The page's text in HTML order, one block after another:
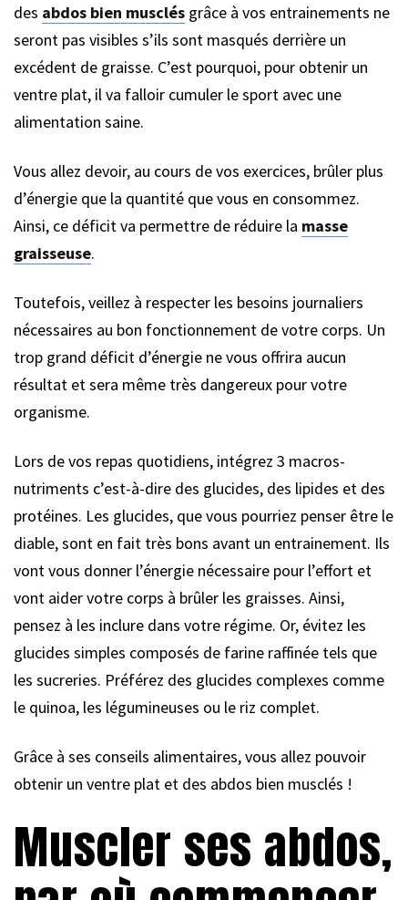
des abdos bien musclés grâce à vos entrainements ne
seront pas visibles s’ils sont masqués derrière un
excédent de graisse. C’est pourquoi, pour obtenir un
ventre plat, il va falloir cumuler le sport avec une
alimentation saine.
Vous allez devoir, au cours de vos exercices, brûler plus
d’énergie que la quantité que vous en consommez.
Ainsi, ce déficit va permettre de réduire la masse
graisseuse.
Toutefois, veillez à respecter les besoins journaliers
nécessaires au bon fonctionnement de votre corps. Un
trop grand déficit d’énergie ne vous offrira aucun
résultat et sera même très dangereux pour votre
organisme.
Lors de vos repas quotidiens, intégrez 3 macros-
nutriments c’est-à-dire des glucides, des lipides et des
protéines. Les glucides, que vous pourriez penser être le
diable, sont en fait très bons avant un entrainement. Ils
vont vous donner l’énergie nécessaire pour l’effort et
vont aider votre corps à brûler les graisses. Ainsi,
pensez à les inclure dans votre régime. Or, évitez les
glucides simples composés de farine raffinée tels que
les sucreries. Préférez des glucides complexes comme
le quinoa, les légumineuses ou le riz complet.
Grâce à ses conseils alimentaires, vous allez pouvoir
obtenir un ventre plat et des abdos bien musclés !
Muscler ses abdos,